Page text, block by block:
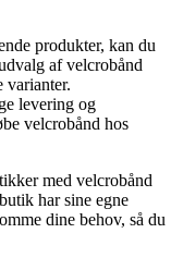
produkter, kan du
af velcrobånd
varianter.
levering og
velcrobånd hos
med velcrobånd
har sine egne
dine behov, så du